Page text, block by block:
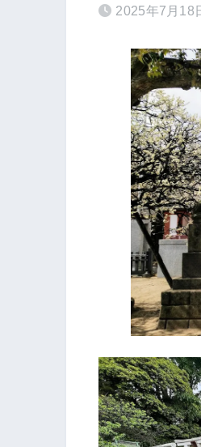
2025年7月18